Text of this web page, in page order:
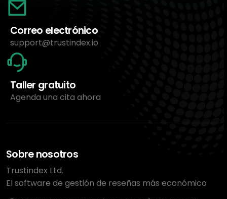
Correo electrónico
support@trustindex.io
Taller gratuito
Agenda una cita ahora
Sobre nosotros
Trustindex Ltd.
El software de gestión de reseñas más económico